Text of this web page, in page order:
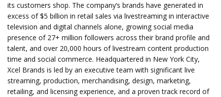
its customers shop. The company’s brands have generated in
excess of $5 billion in retail sales via livestreaming in interactive
television and digital channels alone, growing social media
presence of 27+ million followers across their brand profile and
talent, and over 20,000 hours of livestream content production
time and social commerce. Headquartered in New York City,
Xcel Brands is led by an executive team with significant live
streaming, production, merchandising, design, marketing,
retailing, and licensing experience, and a proven track record of